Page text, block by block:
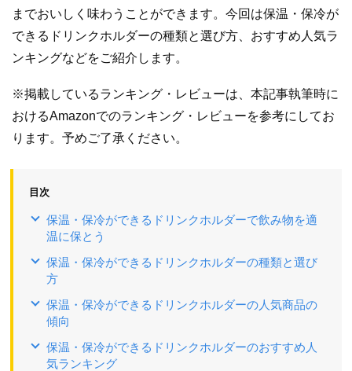
までおいしく味わうことができます。今回は保温・保冷が
できるドリンクホルダーの種類と選び方、おすすめ人気ラ
ンキングなどをご紹介します。
※掲載しているランキング・レビューは、本記事執筆時に
おけるAmazonでのランキング・レビューを参考にしてお
ります。予めご了承ください。
目次
保温・保冷ができるドリンクホルダーで飲み物を適
温に保とう
保温・保冷ができるドリンクホルダーの種類と選び
方
保温・保冷ができるドリンクホルダーの人気商品の
傾向
保温・保冷ができるドリンクホルダーのおすすめ人
気ランキング